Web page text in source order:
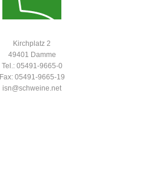
Kirchplatz 2
49401 Damme
Tel.: 05491-9665-0
Fax: 05491-9665-19
isn@schweine.net